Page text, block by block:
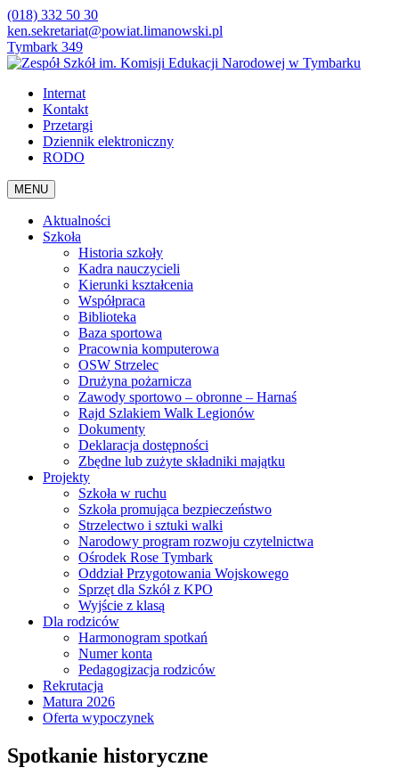
(018) 332 50 30
ken.sekretariat@powiat.limanowski.pl
Tymbark 349
Internat
Kontakt
Przetargi
Dziennik elektroniczny
RODO
MENU
Aktualności
Szkoła
Historia szkoły
Kadra nauczycieli
Kierunki kształcenia
Współpraca
Biblioteka
Baza sportowa
Pracownia komputerowa
OSW Strzelec
Drużyna pożarnicza
Zawody sportowo – obronne – Harnaś
Rajd Szlakiem Walk Legionów
Dokumenty
Deklaracja dostępności
Zbędne lub zużyte składniki majątku
Projekty
Szkoła w ruchu
Szkoła promująca bezpieczeństwo
Strzelectwo i sztuki walki
Narodowy program rozwoju czytelnictwa
Ośrodek Rose Tymbark
Oddział Przygotowania Wojskowego
Sprzęt dla Szkół z KPO
Wyjście z klasą
Dla rodziców
Harmonogram spotkań
Numer konta
Pedagogizacja rodziców
Rekrutacja
Matura 2026
Oferta wypoczynek
Spotkanie historyczne